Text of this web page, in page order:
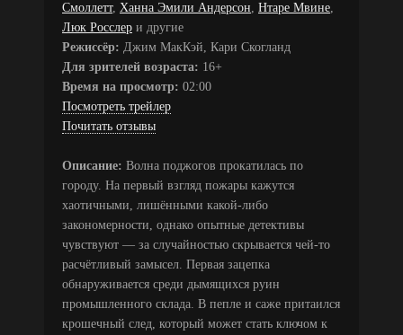
Смоллетт, Ханна Эмили Андерсон, Нтаре Мвине,
Люк Росслер и другие
Режиссёр: Джим МакКэй, Кари Скогланд
Для зрителей возраста: 16+
Время на просмотр: 02:00
Посмотреть трейлер
Почитать отзывы
Описание: Волна поджогов прокатилась по
городу. На первый взгляд пожары кажутся
хаотичными, лишёнными какой-либо
закономерности, однако опытные детективы
чувствуют — за случайностью скрывается чей-то
расчётливый замысел. Первая зацепка
обнаруживается среди дымящихся руин
промышленного склада. В пепле и саже притаился
крошечный след, который может стать ключом к